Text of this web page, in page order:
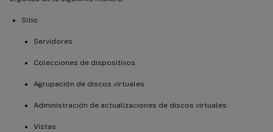
Sitio
Servidores
Colecciones de dispositivos
Agrupación de discos virtuales
Administración de actualizaciones de discos virtuales
Vistas